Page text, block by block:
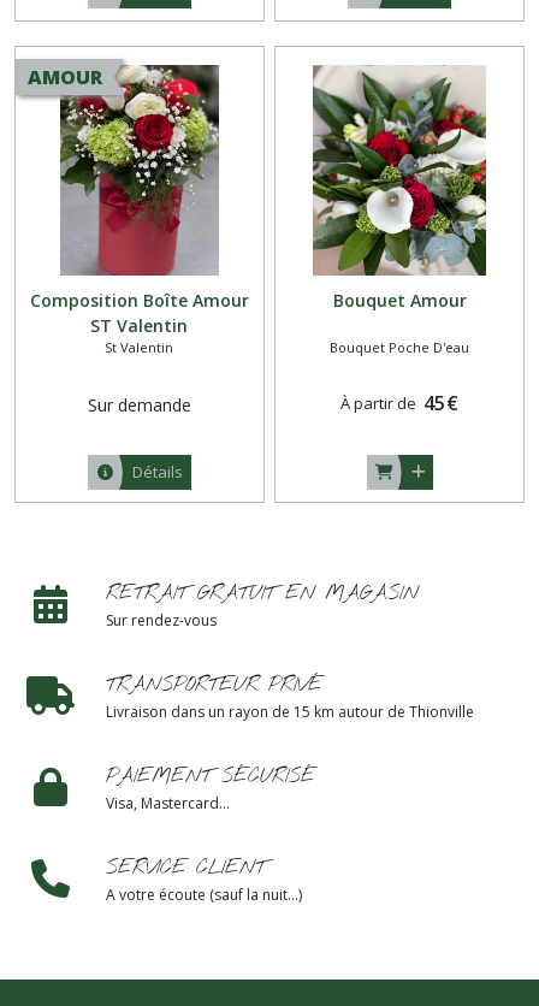
AMOUR
Composition Boîte Amour
ST Valentin
St Valentin
Sur demande
Détails
Bouquet Amour
Bouquet Poche D'eau
À partir de 45€
RETRAIT GRATUIT EN MAGASIN
Sur rendez-vous
TRANSPORTEUR PRIVÉ
Livraison dans un rayon de 15 km autour de Thionville
PAIEMENT SÉCURISÉ
Visa, Mastercard...
SERVICE CLIENT
A votre écoute (sauf la nuit...)